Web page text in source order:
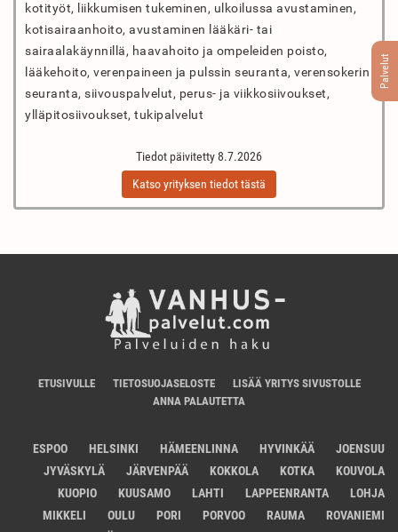
Palvelut
kotityöt, liikkumisen tukeminen, ulkoilussa avustaminen,
kotisairaanhoito, avustaminen lääkäri- tai
sairaalakäynnillä, haavahoito ja ompeleiden poisto,
lääkehoito, verenpaineen ja pulssin seuranta, verensokerin
seuranta, siivouspalvelut, perus- ja viikkosiivoukset,
ylläpitosiivoukset, tukipalvelut
Tiedot päivitetty 8.7.2026
Katso yrityksen tiedot tästä
ETUSIVULLE TIETOSUOJASELOSTE
LISÄÄ YRITYS SIVUSTOLLE
ANNA PALAUTETTA
ESPOO HELSINKI HÄMEENLINNA HYVINKÄÄ
JOENSUU
JYVÄSKYLÄ
JÄRVENPÄÄ KOKKOLA KOTKA
KOUVOLA
KUOPIO
KUUSAMO LAHTI LAPPEENRANTA
LOHJA
MIKKELI
OULU PORI PORVOO RAUMA
ROVANIEMI